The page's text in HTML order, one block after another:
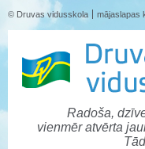
© Druvas vidusskola mājaslapas
Radoša,
vienmēr atvērta